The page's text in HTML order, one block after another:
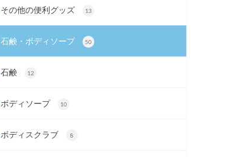
その他の便利グッズ 13
石鹸・ボディソープ 50
石鹸 12
ボディソープ 10
ボディスクラブ 8